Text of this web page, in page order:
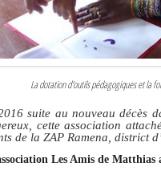
La dotation d'outils pédagogiques et la
suite au nouveau décès
cette association
de la ZAP Ramena, district
Les Amis de